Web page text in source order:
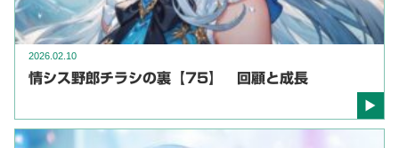
2026.02.10
情シス野郎チラシの裏【75】 回顧と成長